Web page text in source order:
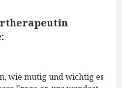
wie mutig und wichtig es